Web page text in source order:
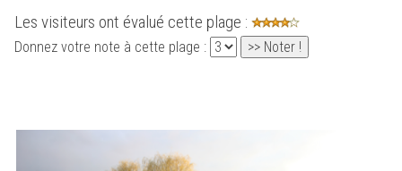
Les visiteurs ont évalué cette plage :
Donnez votre note à cette plage :